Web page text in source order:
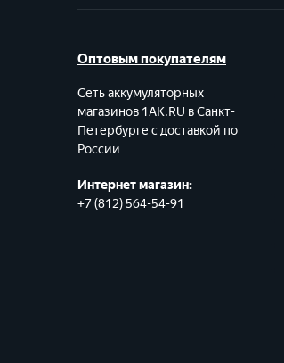
Оптовым покупателям
Сеть аккумуляторных
магазинов 1AK.RU в Санкт-
Петербурге с доставкой по
России
Интернет магазин:
+7 (812) 564-54-91